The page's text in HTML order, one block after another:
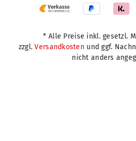
* Alle Preise inkl. gesetzl.
zzgl.Versandkosten und ggf.
nicht anders